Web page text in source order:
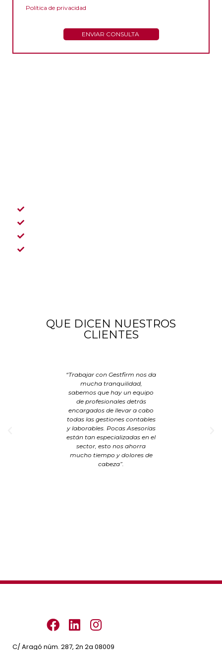
Política de privacidad
ENVIAR CONSULTA
QUE DICEN NUESTROS
CLIENTES
“Trabajar con Gestfirm nos da
mucha tranquilidad,
sabemos que hay un equipo
de profesionales detrás
encargados de llevar a cabo
todas las gestiones contables
y laborables. Pocas Asesorías
están tan especializadas en el
sector, esto nos ahorra
mucho tiempo y dolores de
cabeza”.
C/ Aragó núm. 287, 2n 2a 08009